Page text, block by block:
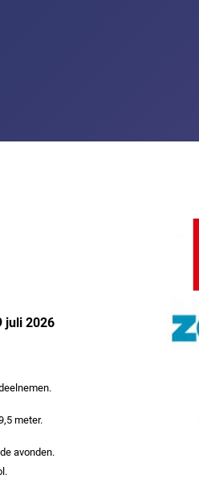
juli 2026
meter.
avonden.